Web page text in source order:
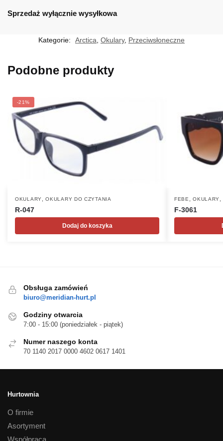
Sprzedaż wyłącznie wysyłkowa
Kategorie: Arctica Okulary, Przeciwsłoneczne
Podobne produkty
-21%
OKULARY ,OKULARY DO CZYTANIA
R-047
Dodaj do koszyka
FEBE ,OKULARY
F-3061
Obsługa zamówień
biuro@meridian-hurt.pl
Godziny otwarcia
7:00 - 15:00 (poniedziałek - piątek)
Numer naszego konta
70 1140 2017 0000 4602 0617 1401
Hurtownia
O firmie
Asortyment